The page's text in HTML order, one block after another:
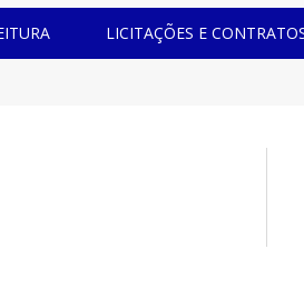
LICITAÇÕES E